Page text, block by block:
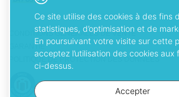
CONDITIONS GÉNÉRALES DE VENTE
GARANTIE
POLITIQUE DE PROTECTION DES DONNÉES
Ce site utilise des cookies à des fins
statistiques, d’optimisation et de
En poursuivant votre visite sur cette
acceptez l’utilisation des cookies aux
ci-dessus.
Accepter